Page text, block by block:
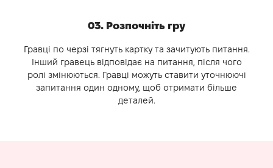
03. Розпочніть гру
Гравці по черзі тягнуть картку та зачитують питання.
Інший гравець відповідає на питання, після чого
ролі змінюються. Гравці можуть ставити уточнюючі
запитання один одному, щоб отримати більше
деталей.